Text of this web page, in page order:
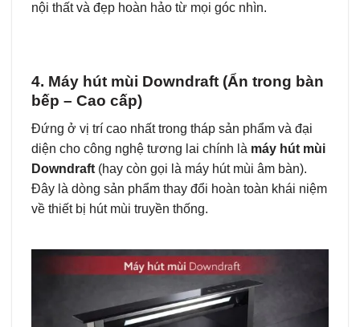
nội thất và đẹp hoàn hảo từ mọi góc nhìn.
4. Máy hút mùi Downdraft (Ẩn trong bàn
bếp – Cao cấp)
Đứng ở vị trí cao nhất trong tháp sản phẩm và đại
diện cho công nghệ tương lai chính là máy hút mùi
Downdraft (hay còn gọi là máy hút mùi âm bàn).
Đây là dòng sản phẩm thay đổi hoàn toàn khái niệm
về thiết bị hút mùi truyền thống.